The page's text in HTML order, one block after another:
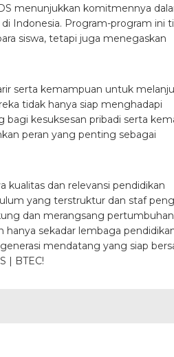
menunjukkan komitmennya
Indonesia. Program-program ini
siswa, tetapi juga menegaskan
serta kemampuan untuk
tidak hanya siap menghadapi
kesuksesan pribadi serta
peran yang penting sebagai
kualitas dan relevansi pendidikan
yang terstruktur dan staf
dan merangsang pertumbuhan
hanya sekadar lembaga
mendatang yang siap
| BTEC!